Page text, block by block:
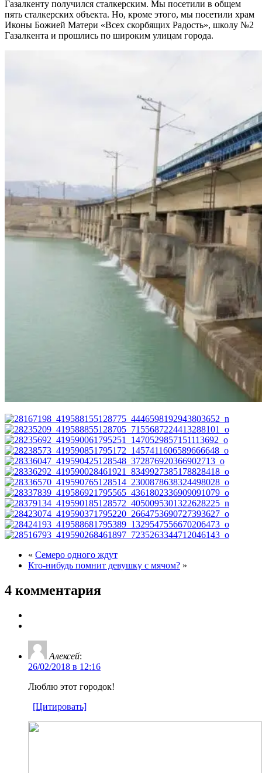
Газалкенту получился сталкерским. Мы посетили в общем
пять сталкерских объекта. Но, кроме этого, мы посетили храм
Иконы Божией Матери «Всех скорбящих Радость», школу №2
Газалкента и прошлись по широким улицам города.
« Семеро одного ждут
Кто-нибудь помнит девушку с мячом? »
4 комментария
Алексей:
26/02/2018 в 12:16
Люблю этот городок!
[Цитировать]